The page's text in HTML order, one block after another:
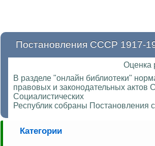
Постановления СССР 1917-
Оценка
В разделе "онлайн библиотеки"
правовых и законодательных актов
Социалистических
Республик собраны Постановления
Категории